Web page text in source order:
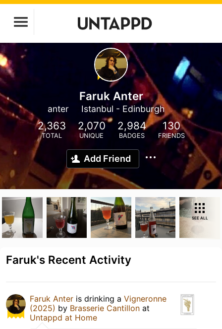
Faruk Anter
anter Istanbul - Edinburgh
2,363
TOTAL
2,070
UNIQUE
2,984
BADGES
130
FRIENDS
Add Friend
SEE ALL
Faruk's Recent Activity
Faruk Anter is drinking a Vigneronne
(2025) by Brasserie Cantillon at
Untappd at Home